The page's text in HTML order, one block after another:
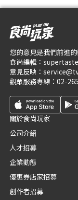
您的意見是我們前進
食尚編輯：
意見反映：
觀眾服務專線： 02-
關於食尚玩家
公司介紹
人才招募
企業動態
優惠券店家招募
創作者招募